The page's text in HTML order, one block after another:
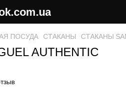
ПОСУДА СТАКАНЫ СТАКАНЫ
AUTHENTIC